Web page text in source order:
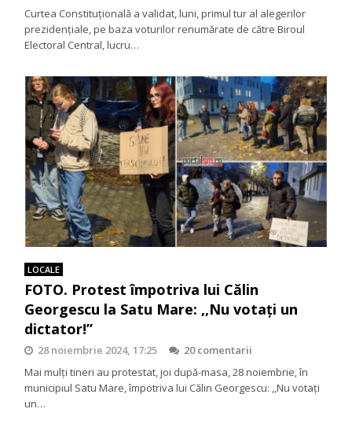
Curtea Constituțională a validat, luni, primul tur al alegerilor
prezidențiale, pe baza voturilor renumărate de către Biroul
Electoral Central, lucru…
LOCALE
FOTO. Protest împotriva lui Călin
Georgescu la Satu Mare: ,,Nu votați un
dictator!”
28 noiembrie 2024, 17:25
20 comentarii
Mai mulți tineri au protestat, joi după-masa, 28 noiembrie, în
municipiul Satu Mare, împotriva lui Călin Georgescu: ,,Nu votați
un…